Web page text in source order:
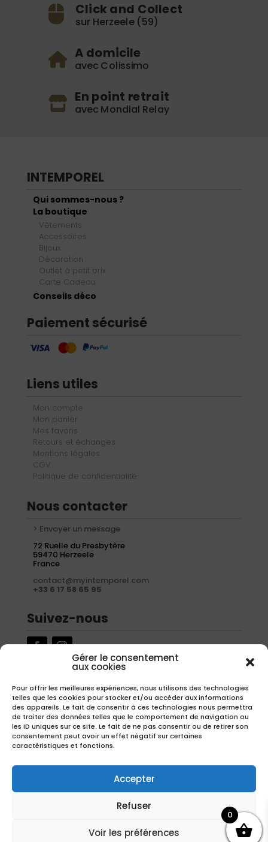
Gérer le consentement
aux cookies
Pour offrir les meilleures expériences, nous utilisons des technologies
telles que les cookies pour stocker et/ou accéder aux informations
des appareils. Le fait de consentir à ces technologies nous permettra
de traiter des données telles que le comportement de navigation ou
les ID uniques sur ce site. Le fait de ne pas consentir ou de retirer son
consentement peut avoir un effet négatif sur certaines
caractéristiques et fonctions.
Accepter
Refuser
Voir les préférences
Click and Collect
sur Herzeele (59)
A domicile
avec Colissimo
En point retrait
avec Mondial Relay
INTEMPOREL
Qui sommes-nous ?
La boutique
Vêtements
Accessoires
Bijoux
Décoration
Outlet à petit prix
Carte Cadeau
Conseils déco
Paiement sécurisé
Liens utiles
Mon compte
Mon panier
Mes favoris
Retours et échanges
Mentions légales
CGV
Politique de confidentialité
Nous contacter
> Envoyer un message
72 Ruelle du Presbytère
59470 Herzeele
France
contact@myintemporel.com
+33 6 17 58 65 95
Suivez-nous
Inscrivez-vous à notre newsletter pour recevoir nos offres
exclusives.
S'inscrire
Avec la participation financière de la région Hauts-de-France
0